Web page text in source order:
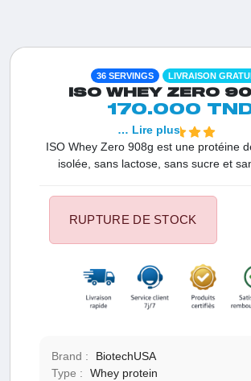
36 SERVINGS LIVRAISON
ISO WHEY ZERO
170.000
ISO Whey Zero 908g est une protéine
isolée, sans lactose, sans sucre et
de protéines par portion de 50g, idéale
récupération musculaire et
… Lire plus
RUPTURE DE STOCK
Brand :
BiotechUSA
Type :
Whey protein